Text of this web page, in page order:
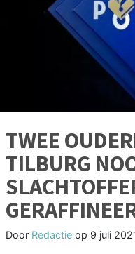
TWEE
TILBURG
Door Redactie op 9 juli